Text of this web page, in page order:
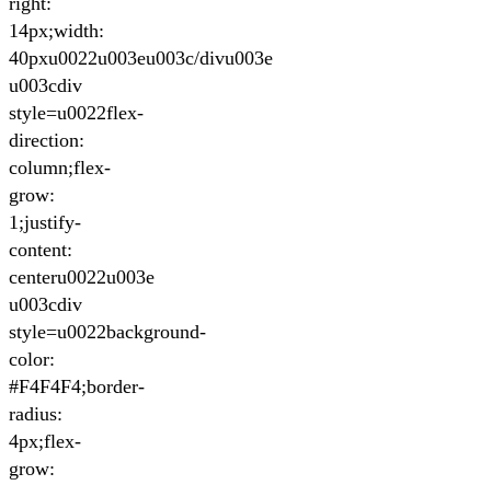
14px;width:
40pxu0022u003eu003c/divu003e
u003cdiv
style=u0022flex-
direction:
column;flex-
grow:
1;justify-
content:
centeru0022u003e
u003cdiv
style=u0022background-
color:
#F4F4F4;border-
radius:
4px;flex-
grow: